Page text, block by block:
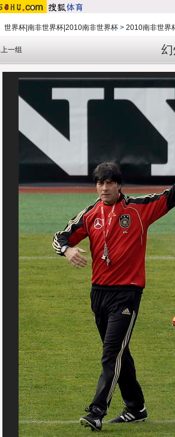
世界杯|南非世界杯|2010南非世界杯 > 2010南非世界
上一组